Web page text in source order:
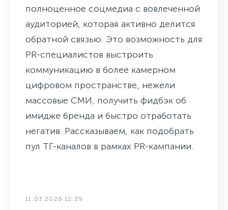
полноценное соцмедиа с вовлеченной
аудиторией, которая активно делится
обратной связью. Это возможность для
PR-специалистов выстроить
коммуникацию в более камерном
цифровом пространстве, нежели
массовые СМИ, получить фидбэк об
имидже бренда и быстро отработать
негатив. Рассказываем, как подобрать
пул ТГ-каналов в рамках PR-кампании.
11.03.2026 12:39